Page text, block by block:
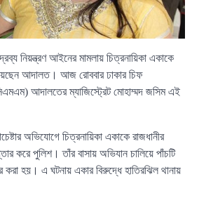
নিয়ন্ত্রণ আইনের মামলায় চিত্রনায়িকা একাকে
আদালত। আজ রোববার ঢাকার চিফ
আদালতের ম্যাজিস্ট্রেট মোহাম্মদ জসিম এই
অভিযোগে চিত্রনায়িকা একাকে রাজধানীর
করে পুলিশ। তাঁর বাসায় অভিযান চালিয়ে পাঁচটি
করা হয়। এ ঘটনায় একার বিরুদ্ধে হাতিরঝিল থানায়